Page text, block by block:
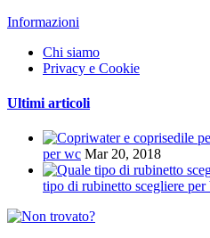
Informazioni
Chi siamo
Privacy e Cookie
Ultimi articoli
per wc Mar 20, 2018
tipo di rubinetto scegliere per